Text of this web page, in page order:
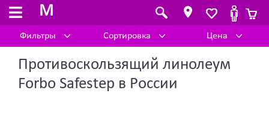
M
Фильтры Сортировка Цена
Противоскользящий линолеум
Forbo Safestep в России